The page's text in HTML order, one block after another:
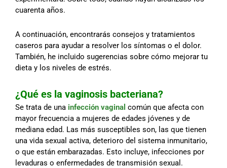
cuarenta años.
A continuación, encontrarás consejos y tratamientos
caseros para ayudar a resolver los síntomas o el dolor.
También, he incluido sugerencias sobre cómo mejorar tu
dieta y los niveles de estrés.
¿Qué es la vaginosis bacteriana?
Se trata de una infección vaginal común que afecta con
mayor frecuencia a mujeres de edades jóvenes y de
mediana edad. Las más susceptibles son, las que tienen
una vida sexual activa, deterioro del sistema inmunitario,
o que están embarazadas. Esto incluye, infecciones por
levaduras o enfermedades de transmisión sexual.